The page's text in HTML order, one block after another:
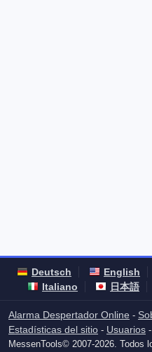
Deutsch English
Italiano
日本語
Alarma Despertador Online -
Estadísticas del sitio - Usuarios -
MessenTools© 2007-2026. Todos